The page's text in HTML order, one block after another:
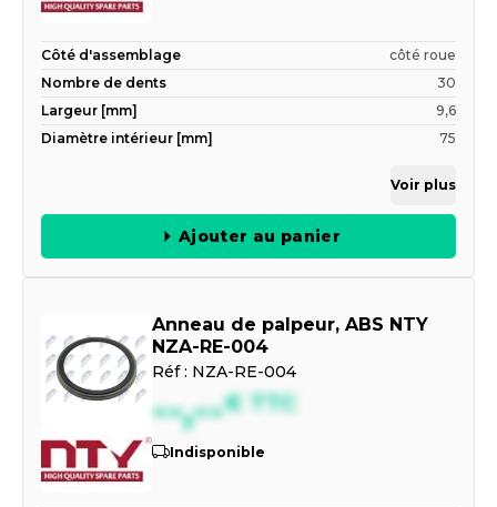
Côté d'assemblage
côté roue
Nombre de dents
30
Largeur [mm]
9,6
Diamètre intérieur [mm]
75
Voir plus
Ajouter au panier
Anneau de palpeur, ABS NTY
NZA-RE-004
Réf : NZA-RE-004
--,--€ TTC
Indisponible